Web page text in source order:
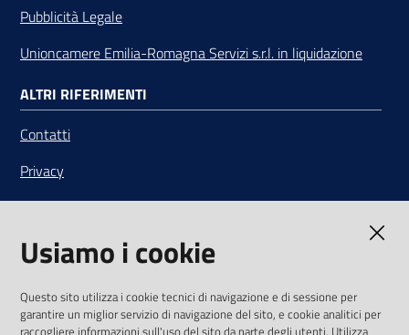
Pubblicità Legale
Unioncamere Emilia-Romagna Servizi s.r.l. in liquidazione
ALTRI RIFERIMENTI
Contatti
Privacy
Note legali
Media Policy
SEGUICI SU
Usiamo i cookie
Questo sito utilizza i cookie tecnici di navigazione e di sessione per
garantire un miglior servizio di navigazione del sito, e cookie analitici per
raccogliere informazioni sull'uso del sito da parte degli utenti. Utilizza